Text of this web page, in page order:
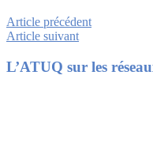
Article précédent
Article suivant
Footer
L’ATUQ sur les